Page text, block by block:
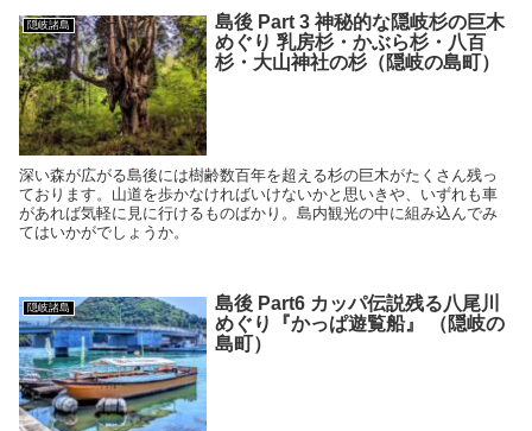
隠岐諸島
島後 Part 3 神秘的な隠岐杉の巨木
めぐり 乳房杉・かぶら杉・八百
杉・大山神社の杉（隠岐の島町）
深い森が広がる島後には樹齢数百年を超える杉の巨木がたくさん残っ
ております。山道を歩かなければいけないかと思いきや、いずれも車
があれば気軽に見に行けるものばかり。島内観光の中に組み込んでみ
てはいかがでしょうか。
隠岐諸島
島後 Part6 カッパ伝説残る八尾川
めぐり『かっぱ遊覧船』 （隠岐の
島町）